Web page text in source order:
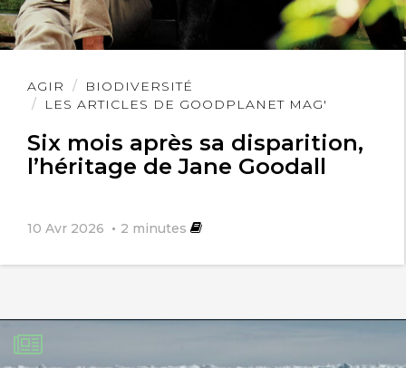
AGIR
BIODIVERSITÉ
LES ARTICLES DE GOODPLANET MAG'
Six mois après sa disparition,
l’héritage de Jane Goodall
10 Avr 2026 2 minutes
Lire
l'article